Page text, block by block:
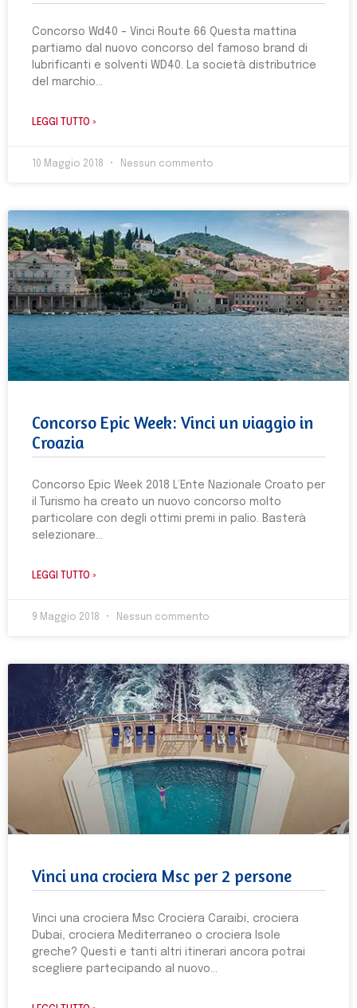
Concorso Wd40 – Vinci Route 66 Questa mattina
partiamo dal nuovo concorso del famoso brand di
lubrificanti e solventi WD40. La società distributrice
del marchio
LEGGI TUTTO »
10 Maggio 2018 Nessun commento
Concorso Epic Week: Vinci un viaggio in
Croazia
Concorso Epic Week 2018 L’Ente Nazionale Croato per
il Turismo ha creato un nuovo concorso molto
particolare con degli ottimi premi in palio. Basterà
selezionare
LEGGI TUTTO »
9 Maggio 2018 Nessun commento
Vinci una crociera Msc per 2 persone
Vinci una crociera Msc Crociera Caraibi, crociera
Dubai, crociera Mediterraneo o crociera Isole
greche? Questi e tanti altri itinerari ancora potrai
scegliere partecipando al nuovo